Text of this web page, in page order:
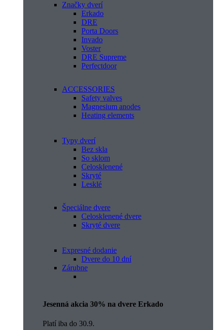
Značky dverí
Erkado
DRE
Porta Doors
Invado
Voster
DRE Supreme
Perfectdoor
ACCESSORIES
Safety valves
Magnesium anodes
Heating elements
Typy dverí
Bez skla
So sklom
Celosklenené
Skryté
Lesklé
Špeciálne dvere
Celosklenené dvere
Skryté dvere
Expresné dodanie
Dvere do 10 dní
Zárubne
Jesenná akcia 30% na dvere Erkado
Platí iba do 30.9.